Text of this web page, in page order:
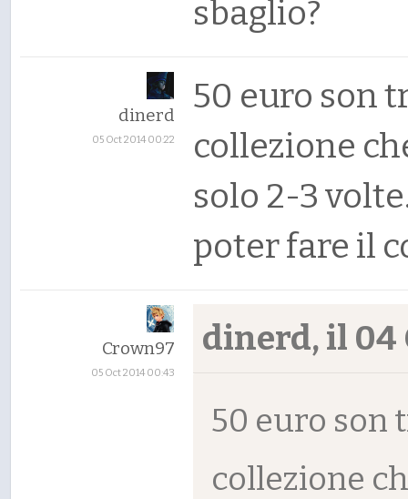
sbaglio?
dinerd
05 Oct 2014 00:22
50 euro son
collezione
solo 2-3
poter fare il
Crown97
05 Oct 2014 00:43
dinerd, il 04
50 euro son
collezione